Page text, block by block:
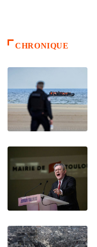
CHRONIQUE